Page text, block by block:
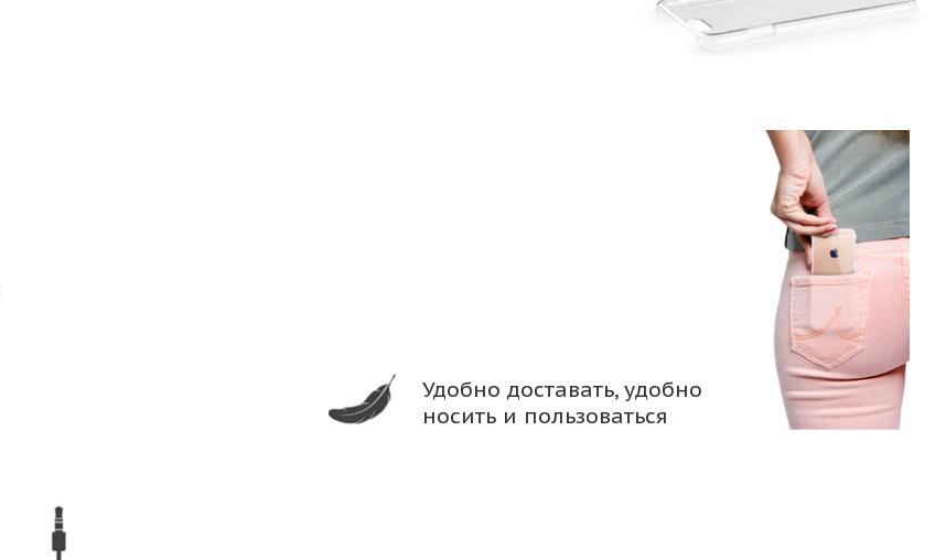
Удобно доставать, удобно
носить и пользоваться